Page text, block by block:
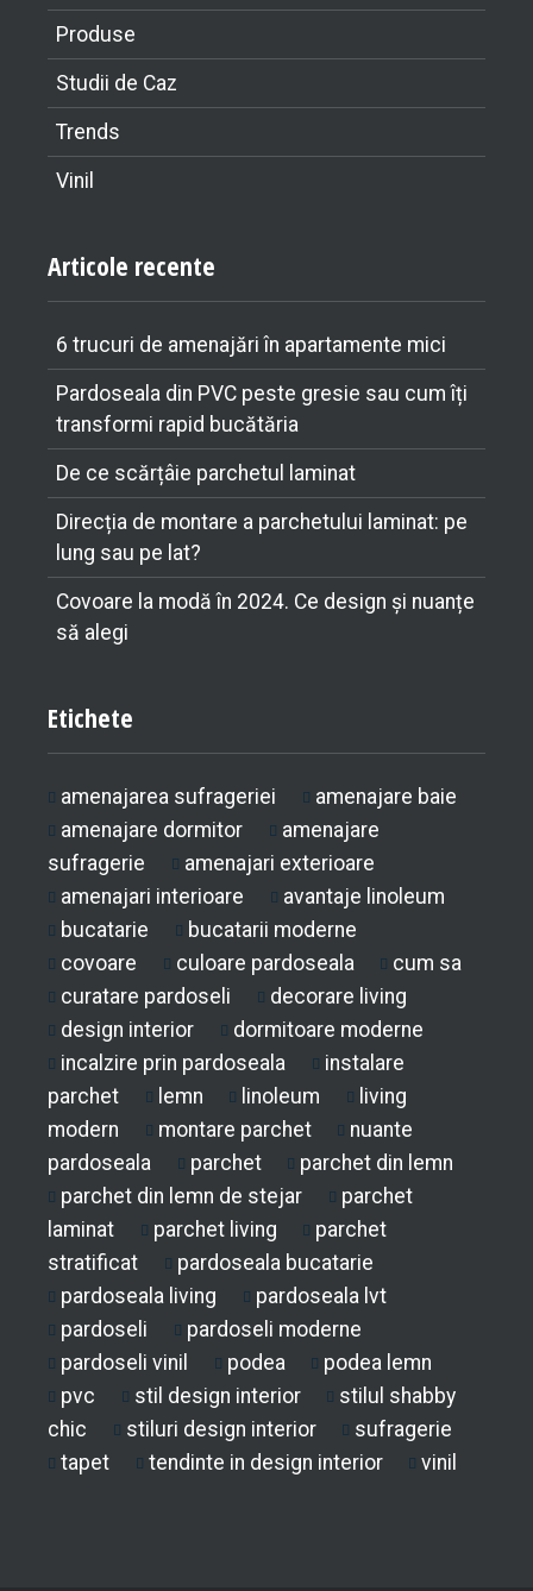
Produse
Studii de Caz
Trends
Vinil
Articole recente
6 trucuri de amenajări în apartamente mici
Pardoseala din PVC peste gresie sau cum îți
transformi rapid bucătăria
De ce scărțâie parchetul laminat
Direcția de montare a parchetului laminat: pe
lung sau pe lat?
Covoare la modă în 2024. Ce design și nuanțe
să alegi
Etichete
amenajarea sufrageriei
amenajare baie
amenajare dormitor
amenajare
sufragerie
amenajari exterioare
amenajari interioare
avantaje linoleum
bucatarie
bucatarii moderne
covoare
culoare pardoseala
cum sa
curatare pardoseli
decorare living
design interior
dormitoare moderne
incalzire prin pardoseala
instalare
parchet
lemn linoleum
living
modern
montare parchet
nuante
pardoseala
parchet
parchet din lemn
parchet din lemn de stejar
parchet
laminat
parchet living
parchet
stratificat
pardoseala bucatarie
pardoseala living
pardoseala lvt
pardoseli
pardoseli moderne
pardoseli vinil
podea
podea lemn
pvc
stil design interior
stilul shabby
chic
stiluri design interior
sufragerie
tapet
tendinte in design interior vinil